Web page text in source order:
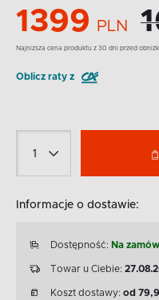
1399 PLN
Najnizsza cena produktu z 30 dni przed
Oblicz raty z
Informacje o dostawie:
Dostępność: Na
Towar u Ciebie:
Koszt dostawy: od